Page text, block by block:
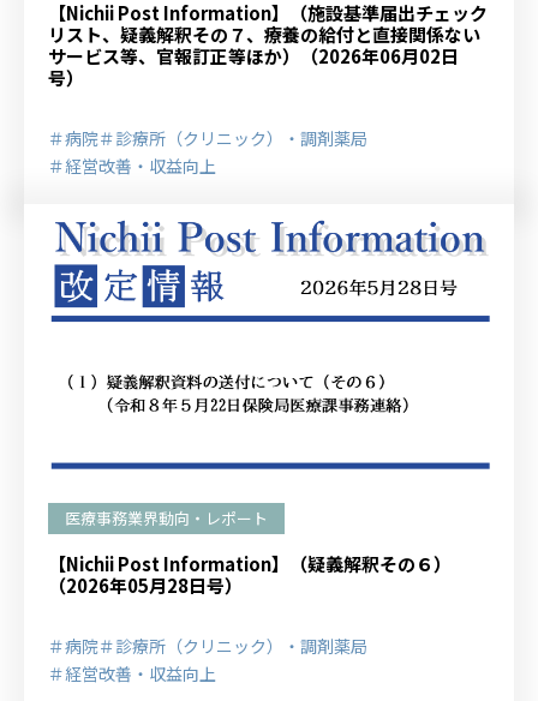
【Nichii Post Information】（施設基準届出チェック
リスト、疑義解釈その７、療養の給付と直接関係ない
サービス等、官報訂正等ほか）（2026年06月02日
号）
＃病院＃診療所（クリニック）・調剤薬局
＃経営改善・収益向上
医療事務業界動向・レポート
【Nichii Post Information】（疑義解釈その６）
（2026年05月28日号）
＃病院＃診療所（クリニック）・調剤薬局
＃経営改善・収益向上